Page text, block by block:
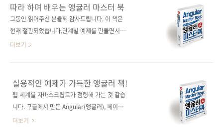
지 316쪽시리즈 (없음)판 형 (188*245*16)제
본 무선(soft cover)정 가 25,000원ISBN 979-
1..
밍 기법은 C++ 개발자라면 당연히, 그리고 정확
하게 알아야 한다고 하는데, 이 책은 최신 C++에
서 새롭게 추가된 병렬 프로그래밍과 멀티스레
와 프로그래밍 기법을 쉽게 설명하고 있으며, 이
한 권만으로도 표준을 모두 익힐 수 있도록 구성
행 가능한 풍부한 예제 코드로 C++ 멀티스레딩
기술을 습득할 수 있으며, 기존 C++ 표준뿐만 아
니라 향후 C++20 표준에서 변화할 내용까지
그..
따라 하며 배우는 앵귤러 마스터 북
그동안 읽어주신 분들께 감사드립니다. 이 책은
현재 절판되었습니다.단계별 예제를 만들면서
배우는, 앵귤러 마스터를 위한 완벽 가이드!실용
Complete Guide on Angular 5(원서 ISBN:
9781546376231) 저자명 네이트 머레이, 필리
피 커리, 아리 러너, 칼로스 타보다역자명 배장열
배판변형(188*245*30)제 본 무선(soft cover)
더보기
실용적인 예제가 가득한 앵귤러 책!
웹 세계를 자바스크립트가 점령해 가는 것 같습
니다. 구글에서 만든 Angular(앵귤러), 페이스북
에서 만든 React(리액트), 그리고 마이크로스포
더보기